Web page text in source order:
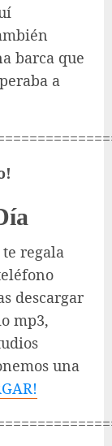
barca que
a
regala
descargar
mp3,
una